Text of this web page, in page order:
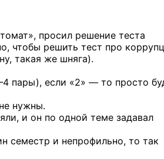
просил решение теста
чтобы решить тест про
такая же шняга).
пары), если «2» — то просто
нужны.
и он по одной теме задавал
семестр и непрофильно, то так